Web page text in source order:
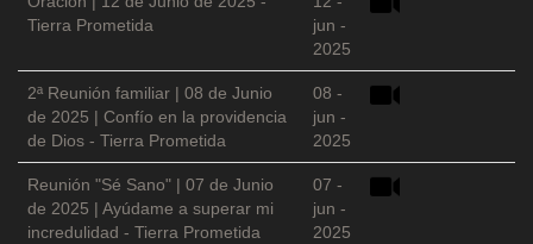
Tierra Prometida
jun -
2025
2ª Reunión familiar | 08 de Junio
de 2025 | Confío en la providencia
de Dios - Tierra Prometida
08 -
jun -
2025
Reunión "Sé Sano" | 07 de Junio
de 2025 | Ayúdame a superar mi
incredulidad - Tierra Prometida
07 -
jun -
2025